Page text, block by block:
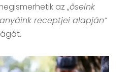
az „őseink
receptjei alapján”